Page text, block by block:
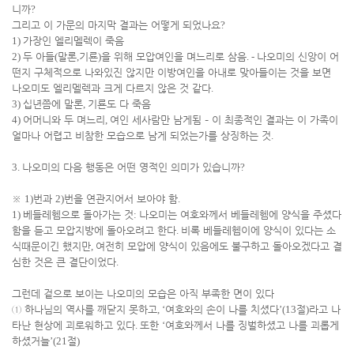
니까?
그리고 이 가문의 마지막 결과는 어떻게 되었나요?
1) 가장인 엘리멜렉이 죽음
2) 두 아들(말론,기룐)을 위해 모압여인을 며느리로 삼음. - 나오미의 신앙이 어
떤지 구체적으로 나와있진 않지만 이방여인을 아내로 맞아들이는 것을 보면
나오미도 엘리멜렉과 크게 다르지 않은 것 같다.
3) 십년쯤에 말론, 기룐도 다 죽음
4) 어머니와 두 며느리 , 여인 세사람만 남게됨 – 이 최종적인 결과는 이 가족이
얼마나 어렵고 비참한 모습으로 남게 되었는가를 상징하는 것.
3. 나오미의 다음 행동은 어떤 영적인 의미가 있습니까?
※ 1)번과 2)번을 연관지어서 보아야 함.
1) 베들레헴으로 돌아가는 것: 나오미는 여호와께서 베들레헴에 양식을 주셨다
함을 듣고 모압지방에 돌아오려고 한다. 비록 베들레헴이에 양식이 있다는 소
식때문이긴 했지만, 여전히 모압에 양식이 있음에도 불구하고 돌아오겠다고 결
심한 것은 큰 결단이었다.
그런데 겉으로 보이는 나오미의 모습은 아직 부족한 면이 있다
① 하나님의 역사를 깨닫지 못하고, ‘여호와의 손이 나를 치셨다’(13절)라고 나
타난 현상에 괴로워하고 있다. 또한 ‘여호와께서 나를 징벌하셨고 나를 괴롭게
하셨거늘’(21절)